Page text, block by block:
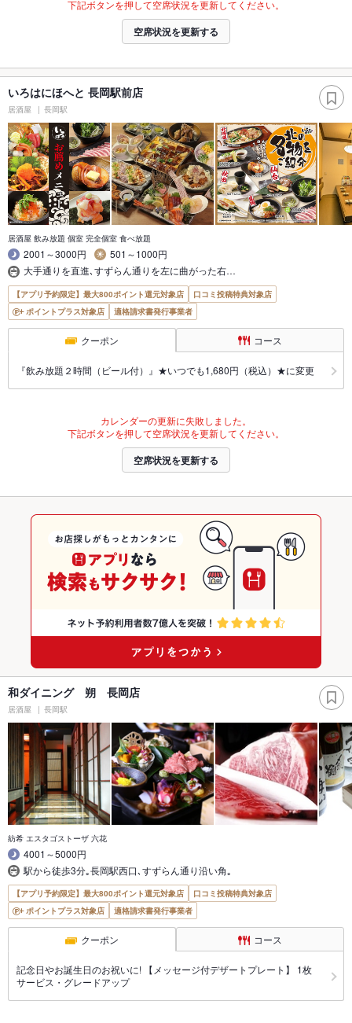
下記ボタンを押して空席状況を更新してください。
空席状況を更新する
いろはにほへと 長岡駅前店
居酒屋 長岡駅
居酒屋 飲み放題 個室 完全個室 食べ放題
2001～3000円
501～1000円
大手通りを直進､すずらん通りを左に曲がった右…
【アプリ予約限定】最大800ポイント還元対象店
口コミ投稿特典対象店
ポイントプラス対象店
適格請求書発行事業者
クーポン コース
『飲み放題２時間（ビール付）』★いつでも1,680円（税込）★に変更
カレンダーの更新に失敗しました。
下記ボタンを押して空席状況を更新してください。
空席状況を更新する
和ダイニング 朔 長岡店
居酒屋 長岡駅
紡希 エスタゴストーザ 六花
4001～5000円
駅から徒歩3分｡長岡駅西口､すずらん通り沿い角｡
【アプリ予約限定】最大800ポイント還元対象店
口コミ投稿特典対象店
ポイントプラス対象店
適格請求書発行事業者
クーポン コース
記念日やお誕生日のお祝いに! 【メッセージ付デザートプレート】 1枚
サービス・グレードアップ